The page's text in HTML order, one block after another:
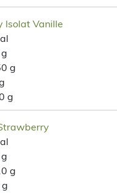
Isolat Vanille
g
g
g